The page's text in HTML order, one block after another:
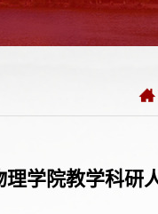
学院教学科研